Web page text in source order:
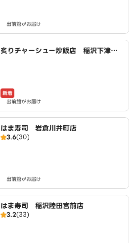
出前館がお届け
炙りチャーシュー炒飯店 稲沢下津
新着
出前館がお届け
はま寿司 岩倉川井町店
3.6(30)
出前館がお届け
はま寿司 稲沢陸田宮前店
3.2(33)